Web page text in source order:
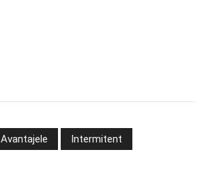
Avantajele
Intermitent